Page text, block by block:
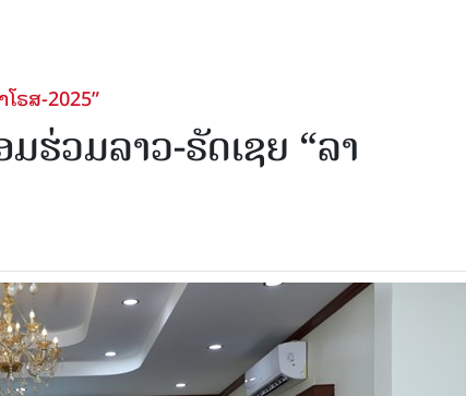
ຣສ-2025”
ວມລາວ-ຣັດເຊຍ “ລາ